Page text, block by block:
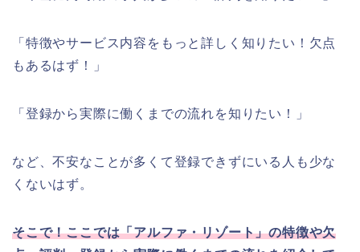
「特徴やサービス内容をもっと詳しく知りたい！欠点
もあるはず！」
「登録から実際に働くまでの流れを知りたい！」
など、不安なことが多くて登録できずにいる人も少な
くないはず。
そこで！ここでは「アルファ・リゾート」の特徴や欠